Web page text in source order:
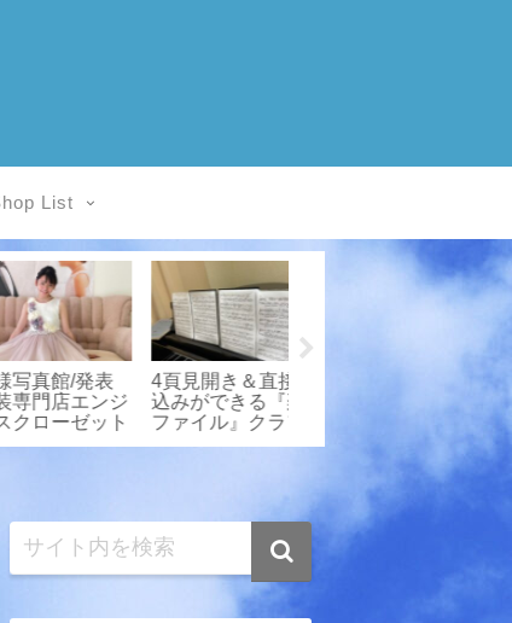
List
館/発表
店エンジ
ーゼット
★お客様写真館/子
供ドレスレンタル
Angel’sCloset